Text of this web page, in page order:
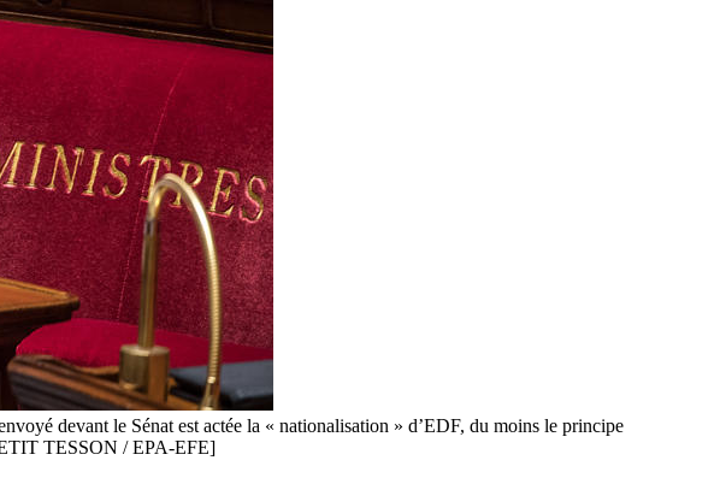
devant le Sénat est actée la « nationalisation » d’EDF, du moins le principe
TESSON / EPA-EFE]